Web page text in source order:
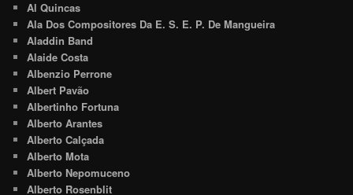
Al Quincas
Ala Dos Compositores Da E. S. E. P. De Mangueira
Aladdin Band
Alaide Costa
Albenzio Perrone
Albert Pavão
Albertinho Fortuna
Alberto Arantes
Alberto Calçada
Alberto Mota
Alberto Nepomuceno
Alberto Rosenblit